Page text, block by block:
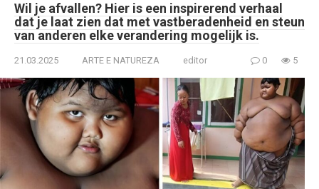
Wil je afvallen? Hier is een inspirerend verhaal
dat je laat zien dat met vastberadenheid en steun
van anderen elke verandering mogelijk is.
21.03.2025 ARTE E NATUREZA editor 0 5